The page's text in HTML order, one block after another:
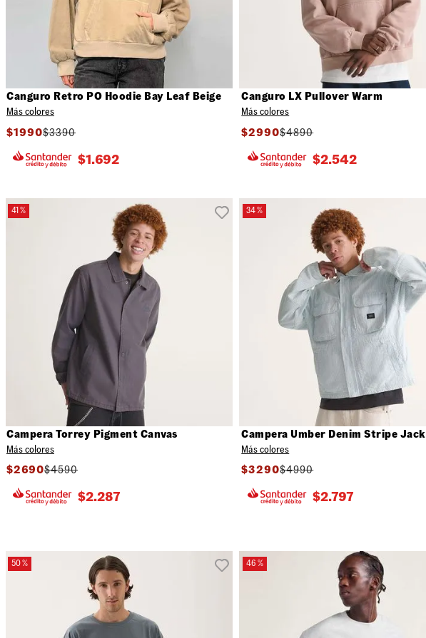
Canguro Retro PO Hoodie Bay Leaf Beige
Más colores
$1990$3390
$1.692
Canguro LX Pullover Warm
Más colores
$2990$4890
$2.542
41 %
Campera Torrey Pigment Canvas
Más colores
$2690$4590
$2.287
34 %
Campera Umber Denim Stripe Jack
Más colores
$3290$4990
$2.797
50 % 46 %